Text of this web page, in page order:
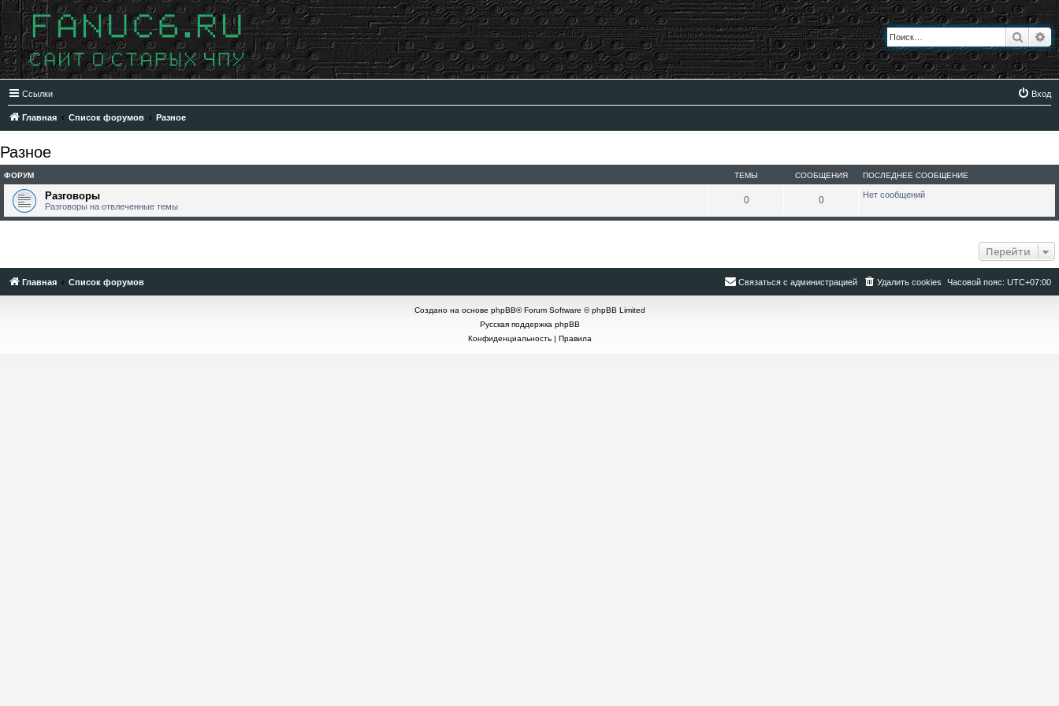
Поиск
Ссылки Вход
Главная Список форумов Разное
Разное
ФОРУМ ТЕМЫ СООБЩЕНИЯ ПОСЛЕДНЕЕ СООБЩЕНИЕ
Разговоры
Разговоры на отвлеченные темы
0 0 Нет сообщений
Перейти
Главная Список форумов Часовой пояс: UTC+07:00
Удалить cookies
Связаться с администрацией
Создано на основе phpBB® Forum Software © phpBB Limited
Русская поддержка phpBB
Конфиденциальность| Правила